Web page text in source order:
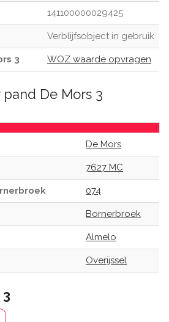
141100000029425
Verblijfsobject in gebruik
3 WOZ waarde opvragen
De Mors 3
De Mors
7627 MC
074
Bornerbroek
Almelo
Overijssel